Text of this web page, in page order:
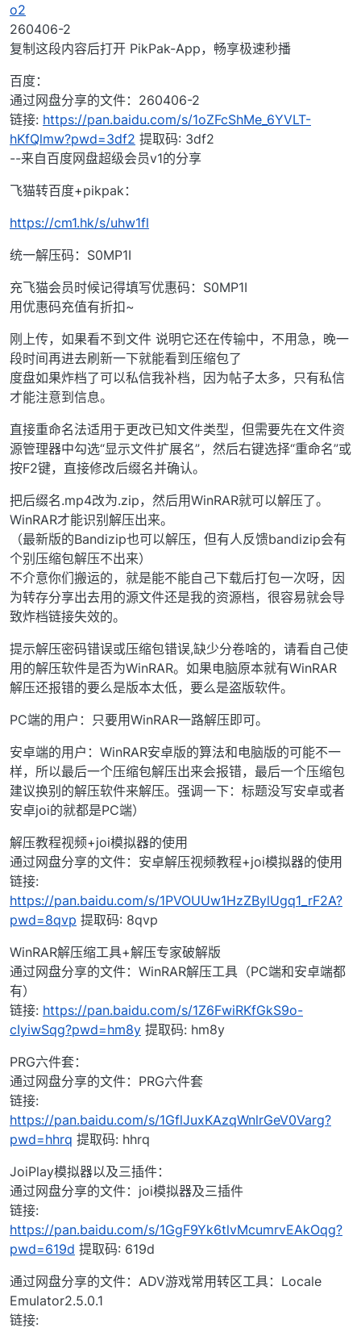
o2
260406-2
复制这段内容后打开 PikPak-App，畅享极速秒播
百度：
通过网盘分享的文件：260406-2
链接: https://pan.baidu.com/s/1oZFcShMe_6YVLT-
hKfQlmw?pwd=3df2 提取码: 3df2
--来自百度网盘超级会员v1的分享
飞猫转百度+pikpak：
https://cm1.hk/s/uhw1fl
统一解压码：S0MP1I
充飞猫会员时候记得填写优惠码：S0MP1I
用优惠码充值有折扣~
刚上传，如果看不到文件 说明它还在传输中，不用急，晚一
段时间再进去刷新一下就能看到压缩包了
度盘如果炸档了可以私信我补档，因为帖子太多，只有私信
才能注意到信息。
直接重命名法适用于更改已知文件类型，但需要先在文件资
源管理器中勾选“显示文件扩展名”，然后右键选择“重命名”或
按F2键，直接修改后缀名并确认。
把后缀名.mp4改为.zip，然后用WinRAR就可以解压了。
WinRAR才能识别解压出来。
（最新版的Bandizip也可以解压，但有人反馈bandizip会有
个别压缩包解压不出来）
不介意你们搬运的，就是能不能自己下载后打包一次呀，因
为转存分享出去用的源文件还是我的资源档，很容易就会导
致炸档链接失效的。
提示解压密码错误或压缩包错误,缺少分卷啥的，请看自己使
用的解压软件是否为WinRAR。如果电脑原本就有WinRAR
解压还报错的要么是版本太低，要么是盗版软件。
PC端的用户：只要用WinRAR一路解压即可。
安卓端的用户：WinRAR安卓版的算法和电脑版的可能不一
样，所以最后一个压缩包解压出来会报错，最后一个压缩包
建议换别的解压软件来解压。强调一下：标题没写安卓或者
安卓joi的就都是PC端）
解压教程视频+joi模拟器的使用
通过网盘分享的文件：安卓解压视频教程+joi模拟器的使用
链接:
https://pan.baidu.com/s/1PVOUUw1HzZBylUgq1_rF2A?
pwd=8qvp 提取码: 8qvp
WinRAR解压缩工具+解压专家破解版
通过网盘分享的文件：WinRAR解压工具（PC端和安卓端都
有）
链接: https://pan.baidu.com/s/1Z6FwiRKfGkS9o-
cIyiwSqg?pwd=hm8y 提取码: hm8y
PRG六件套：
通过网盘分享的文件：PRG六件套
链接:
https://pan.baidu.com/s/1GflJuxKAzqWnlrGeV0Varg?
pwd=hhrq 提取码: hhrq
JoiPlay模拟器以及三插件：
通过网盘分享的文件：joi模拟器及三插件
链接:
https://pan.baidu.com/s/1GgF9Yk6tlvMcumrvEAkOqg?
pwd=619d 提取码: 619d
通过网盘分享的文件：ADV游戏常用转区工具：Locale
Emulator2.5.0.1
链接: